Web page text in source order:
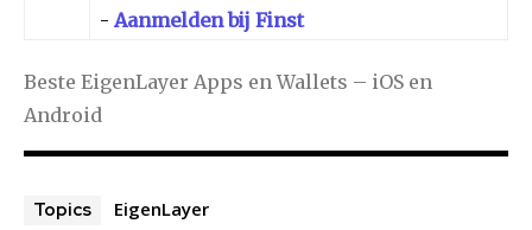
- Aanmelden bij Finst
Beste EigenLayer Apps en Wallets – iOS en
Android
Topics EigenLayer